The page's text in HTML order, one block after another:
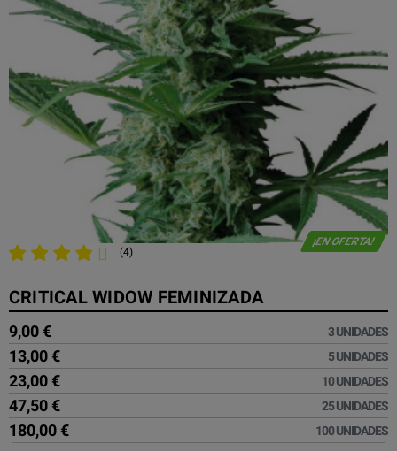
¡EN OFERTA!
(4)
CRITICAL WIDOW FEMINIZADA
9,00 € 3 UNIDADES
13,00 € 5 UNIDADES
23,00 € 10 UNIDADES
47,50 € 25 UNIDADES
180,00 € 100 UNIDADES